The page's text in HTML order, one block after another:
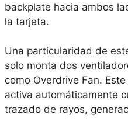
backplate hacia ambos
la tarjeta.
Una particularidad de
solo monta dos
como Overdrive Fan.
activa automáticamente
trazado de rayos,